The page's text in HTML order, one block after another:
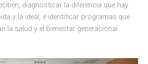
diagnosticar la diferencia que hay
y la ideal, e identificar programas que
la salud y el bienestar generacional